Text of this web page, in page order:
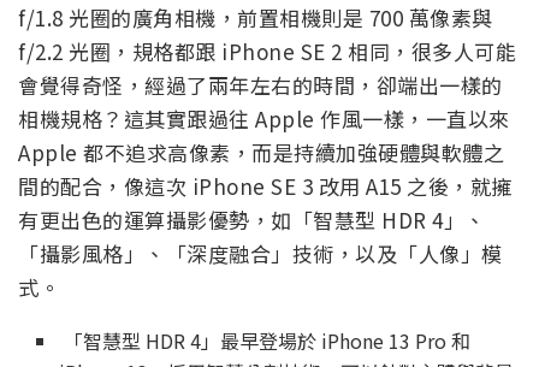
f/1.8 光圈的廣角相機，前置相機則是 700 萬像素與
f/2.2 光圈，規格都跟 iPhone SE 2 相同，很多人可能
會覺得奇怪，經過了兩年左右的時間，卻端出一樣的
相機規格？這其實跟過往 Apple 作風一樣，一直以來
Apple 都不追求高像素，而是持續加強硬體與軟體之
間的配合，像這次 iPhone SE 3 改用 A15 之後，就擁
有更出色的運算攝影優勢，如「智慧型 HDR 4」、
「攝影風格」、「深度融合」技術，以及「人像」模
式。
「智慧型 HDR 4」最早登場於 iPhone 13 Pro 和